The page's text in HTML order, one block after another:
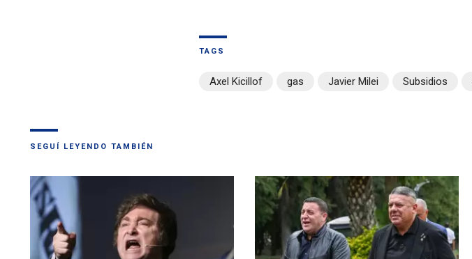
TAGS
Axel Kicillof gas Javier Milei Subsidios
SEGUÍ LEYENDO TAMBIÉN